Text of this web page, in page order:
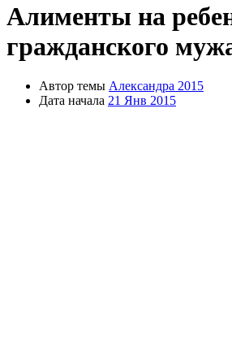
Алименты на
гражданского
Автор темы Александра 2015
Дата начала 21 Янв 2015